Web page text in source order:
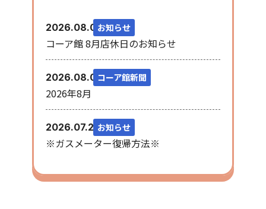
2026.08.06お知らせ
コーア館 8月店休日のお知らせ
2026.08.03コーア館新聞
2026年8月
2026.07.28お知らせ
※ガスメーター復帰方法※